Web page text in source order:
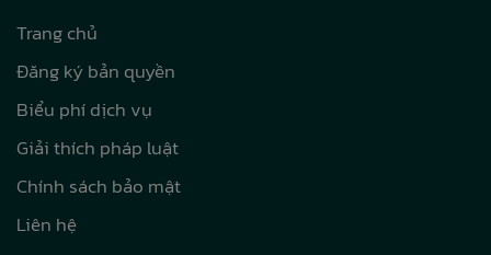
Trang chủ
Đăng ký bản quyền
Biểu phí dịch vụ
Giải thích pháp luật
Chính sách bảo mật
Liên hệ